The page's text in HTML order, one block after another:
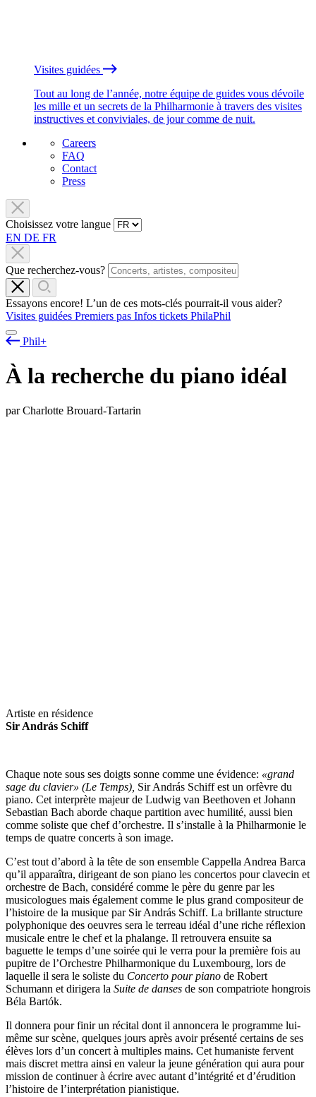
Visites guidées
Tout au long de l’année, notre équipe de guides vous dévoile
les mille et un secrets de la Philharmonie à travers des visites
instructives et conviviales, de jour comme de nuit.
Careers
FAQ
Contact
Press
Choisissez votre langue
EN DE FR
Que recherchez-vous?
Essayons encore! L’un de ces mots-clés pourrait-il vous aider?
Visites guidées Premiers pas Infos tickets PhilaPhil
Phil+
À la recherche du piano idéal
par Charlotte Brouard-Tartarin
Artiste en résidence
Sir András Schiff
Chaque note sous ses doigts sonne comme une évidence: «grand
sage du clavier» (Le Temps), Sir András Schiff est un orfèvre du
piano. Cet interprète majeur de Ludwig van Beethoven et Johann
Sebastian Bach aborde chaque partition avec humilité, aussi bien
comme soliste que chef d’orchestre. Il s’installe à la Philharmonie le
temps de quatre concerts à son image.
C’est tout d’abord à la tête de son ensemble Cappella Andrea Barca
qu’il apparaîtra, dirigeant de son piano les concertos pour clavecin et
orchestre de Bach, considéré comme le père du genre par les
musicologues mais également comme le plus grand compositeur de
l’histoire de la musique par Sir András Schiff. La brillante structure
polyphonique des oeuvres sera le terreau idéal d’une riche réflexion
musicale entre le chef et la phalange. Il retrouvera ensuite sa
baguette le temps d’une soirée qui le verra pour la première fois au
pupitre de l’Orchestre Philharmonique du Luxembourg, lors de
laquelle il sera le soliste du Concerto pour piano de Robert
Schumann et dirigera la Suite de danses de son compatriote hongrois
Béla Bartók.
Il donnera pour finir un récital dont il annoncera le programme lui-
même sur scène, quelques jours après avoir présenté certains de ses
élèves lors d’un concert à multiples mains. Cet humaniste fervent
mais discret mettra ainsi en valeur la jeune génération qui aura pour
mission de continuer à écrire avec autant d’intégrité et d’érudition
l’histoire de l’interprétation pianistique.